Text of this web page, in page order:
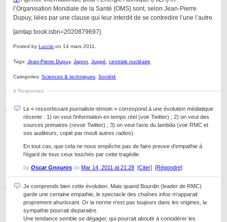
l’Organisation Mondiale de la Santé (OMS) sont, selon Jean-Pierre
Dupuy, liées par une clause qui leur interdit de se contredire l’une l’autre.
[amtap book:isbn=2020879697]
Posted by Luccio on 14 mars 2011.
Tags: Jean-Pierre Dupuy, Japon Juppé centrale nucléaire
Categories: Sciences & techniques Société
4 Responses
Le « ressortissant journaliste-témoin » correspond à une évolution médiatique
récente : 1) on veut l’information en temps réel (voir Twitter) ; 2) on veut des
sources primaires (revoir Twitter) ; 3) on veut l’avis du lambda (voir RMC et
ses auditeurs, copié par moult autres radios).
En tout cas, que cela ne nous empêche pas de faire preuve d’empathie à
l’égard de tous ceux touchés par cette tragédie.
by Oscar Gnouros on Mar 14, 2011 at 21:28 [Citer] [Répondre]
Je comprends bien cette évolution. Mais quand Bourdin (leader de RMC)
garde une certaine empathie, le spectacle des chaînes infos m’apparait
proprement ahurissant. Or la norme n’est pas toujours dans les origines, la
sympathie pourrait disparaitre.
Une tendance semble se dégager, qui pourrait aboutir à considérer les